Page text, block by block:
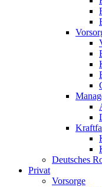
Deutsches
Privat
Vorsorge